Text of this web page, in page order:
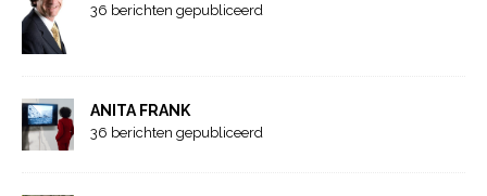
36 berichten gepubliceerd
ANITA FRANK
36 berichten gepubliceerd